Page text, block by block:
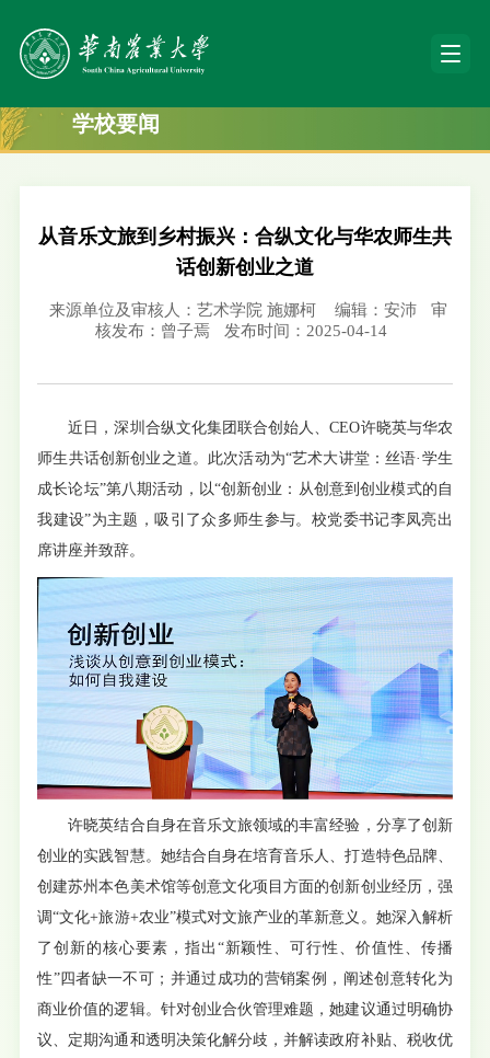
学校要闻
从音乐文旅到乡村振兴：合纵文化与华农师生共
话创新创业之道
来源单位及审核人：艺术学院 施娜柯 编辑：安沛
审
核发布：曾子焉
发布时间：2025-04-14
近日，深圳合纵文化集团联合创始人、CEO许晓英与华农
师生共话创新创业之道。此次活动为“艺术大讲堂：丝语·学生
成长论坛”第八期活动，以“创新创业：从创意到创业模式的自
我建设”为主题，吸引了众多师生参与。校党委书记李凤亮出
席讲座并致辞。
许晓英结合自身在音乐文旅领域的丰富经验，分享了创新
创业的实践智慧。她结合自身在培育音乐人、打造特色品牌、
创建苏州本色美术馆等创意文化项目方面的创新创业经历，强
调“文化+旅游+农业”模式对文旅产业的革新意义。她深入解析
了创新的核心要素，指出“新颖性、可行性、价值性、传播
性”四者缺一不可；并通过成功的营销案例，阐述创意转化为
商业价值的逻辑。针对创业合伙管理难题，她建议通过明确协
议、定期沟通和透明决策化解分歧，并解读政府补贴、税收优